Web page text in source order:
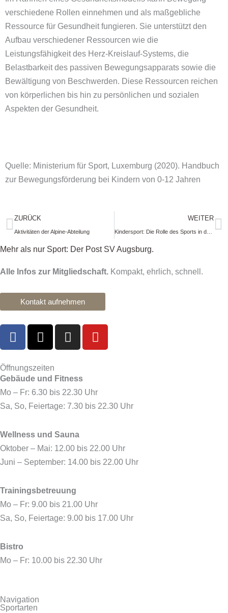
verschiedene Rollen einnehmen und als maßgebliche
Ressource für Gesundheit fungieren. Sie unterstützt den
Aufbau verschiedener Ressourcen wie die
Leistungsfähigkeit des Herz-Kreislauf-Systems, die
Belastbarkeit des passiven Bewegungsapparats sowie die
Bewältigung von Beschwerden. Diese Ressourcen reichen
von körperlichen bis hin zu persönlichen und sozialen
Aspekten der Gesundheit.
Quelle: Ministerium für Sport, Luxemburg (2020). Handbuch
zur Bewegungsförderung bei Kindern von 0-12 Jahren
Zurück
ZURÜCK
Aktivitäten der Alpine-Abteilung
WEITER
Kindersport: Die Rolle des Sports in der ganzheitlichen Entwicklung
Mehr als nur Sport: Der Post SV Augsburg.
Alle Infos zur Mitgliedschaft. Kompakt, ehrlich, schnell.
Kontakt aufnehmen
F
a
e
b
o
o
X
-
w
i
t
t
r
I
n
a
g
r
m
Y
o
b
e
Öffnungszeiten
Gebäude und Fitness
Mo – Fr: 6.30 bis 22.30 Uhr
Sa, So, Feiertage: 7.30 bis 22.30 Uhr
Wellness und Sauna
Oktober – Mai: 12.00 bis 22.00 Uhr
Juni – September: 14.00 bis 22.00 Uhr
Trainingsbetreuung
Mo – Fr: 9.00 bis 21.00 Uhr
Sa, So, Feiertage: 9.00 bis 17.00 Uhr
Bistro
Mo – Fr: 10.00 bis 22.30 Uhr
Navigation
Sportarten